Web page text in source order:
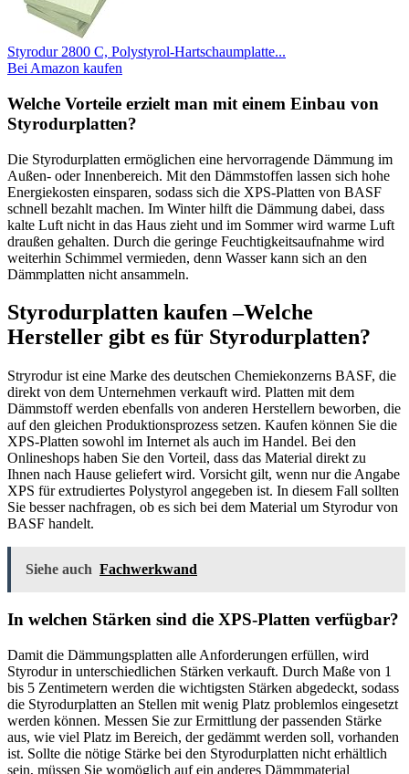
Styrodur 2800 C, Polystyrol-Hartschaumplatte...
Bei Amazon kaufen
Welche Vorteile erzielt man mit einem Einbau von
Styrodurplatten?
Die Styrodurplatten ermöglichen eine hervorragende Dämmung im
Außen- oder Innenbereich. Mit den Dämmstoffen lassen sich hohe
Energiekosten einsparen, sodass sich die XPS-Platten von BASF
schnell bezahlt machen. Im Winter hilft die Dämmung dabei, dass
kalte Luft nicht in das Haus zieht und im Sommer wird warme Luft
draußen gehalten. Durch die geringe Feuchtigkeitsaufnahme wird
weiterhin Schimmel vermieden, denn Wasser kann sich an den
Dämmplatten nicht ansammeln.
Styrodurplatten kaufen –Welche
Hersteller gibt es für Styrodurplatten?
Stryrodur ist eine Marke des deutschen Chemiekonzerns BASF, die
direkt von dem Unternehmen verkauft wird. Platten mit dem
Dämmstoff werden ebenfalls von anderen Herstellern beworben, die
auf den gleichen Produktionsprozess setzen. Kaufen können Sie die
XPS-Platten sowohl im Internet als auch im Handel. Bei den
Onlineshops haben Sie den Vorteil, dass das Material direkt zu
Ihnen nach Hause geliefert wird. Vorsicht gilt, wenn nur die Angabe
XPS für extrudiertes Polystyrol angegeben ist. In diesem Fall sollten
Sie besser nachfragen, ob es sich bei dem Material um Styrodur von
BASF handelt.
Siehe auch Fachwerkwand
In welchen Stärken sind die XPS-Platten verfügbar?
Damit die Dämmungsplatten alle Anforderungen erfüllen, wird
Styrodur in unterschiedlichen Stärken verkauft. Durch Maße von 1
bis 5 Zentimetern werden die wichtigsten Stärken abgedeckt, sodass
die Styrodurplatten an Stellen mit wenig Platz problemlos eingesetzt
werden können. Messen Sie zur Ermittlung der passenden Stärke
aus, wie viel Platz im Bereich, der gedämmt werden soll, vorhanden
ist. Sollte die nötige Stärke bei den Styrodurplatten nicht erhältlich
sein, müssen Sie womöglich auf ein anderes Dämmmaterial